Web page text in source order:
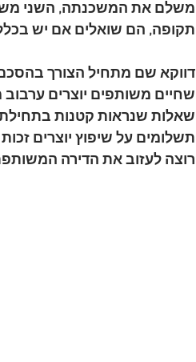
משלם את המשכנתה, השני
תקופה, הם שואלים אם יש
דווקא שם מתחיל הצורך
שחיים משותפים יוצרים ערבוב
שאלות שנראות קטנות
תשלומים על שיפוץ יוצרים
רוצה לעזוב את הדירה